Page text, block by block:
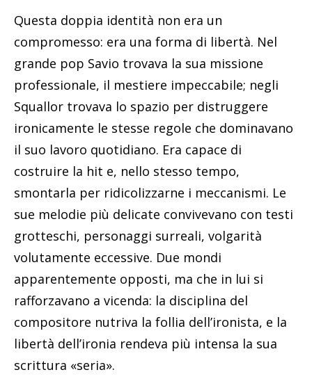
Questa doppia identità non era un
compromesso: era una forma di libertà. Nel
grande pop Savio trovava la sua missione
professionale, il mestiere impeccabile; negli
Squallor trovava lo spazio per distruggere
ironicamente le stesse regole che dominavano
il suo lavoro quotidiano. Era capace di
costruire la hit e, nello stesso tempo,
smontarla per ridicolizzarne i meccanismi. Le
sue melodie più delicate convivevano con testi
grotteschi, personaggi surreali, volgarità
volutamente eccessive. Due mondi
apparentemente opposti, ma che in lui si
rafforzavano a vicenda: la disciplina del
compositore nutriva la follia dell’ironista, e la
libertà dell’ironia rendeva più intensa la sua
scrittura «seria».